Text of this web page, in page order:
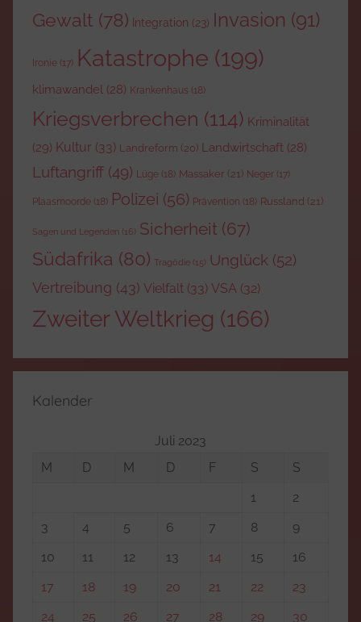
Gewalt (78) Integration (23) Invasion (91)
Ironie (17) Katastrophe (199)
klimawandel (28) Krankenhaus (18)
Kriegsverbrechen (114) Kriminalität
(29) Kultur (33) Landreform (20) Landwirtschaft (28)
Luftangriff (49) Lüge (18) Massaker (21) Neger (17)
Plaasmoorde (18) Polizei (56) Prävention (18) Russland (21)
Sagen und Legenden (16) Sicherheit (67)
Südafrika (80) Tragödie (15) Unglück (52)
Vertreibung (43) Vielfalt (33) VSA (32)
Zweiter Weltkrieg (166)
Kalender
Juli 2023
M
D M D F S
S
1
2
3
4 5 6 7 8
9
10
11 12 13 14 15
16
17
18 19 20 21 22
23
24
25 26 27 28 29
30